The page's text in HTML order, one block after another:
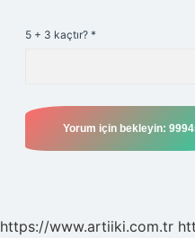
5 + 3 kaçtır? *
https://www.artiiki.com.tr